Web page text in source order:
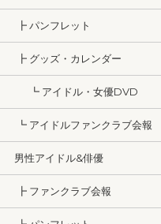
┣ パンフレット
┣ グッズ・カレンダー
┗ アイドル・女優DVD
┗ アイドルファンクラブ会報
男性アイドル&俳優
┣ ファンクラブ会報